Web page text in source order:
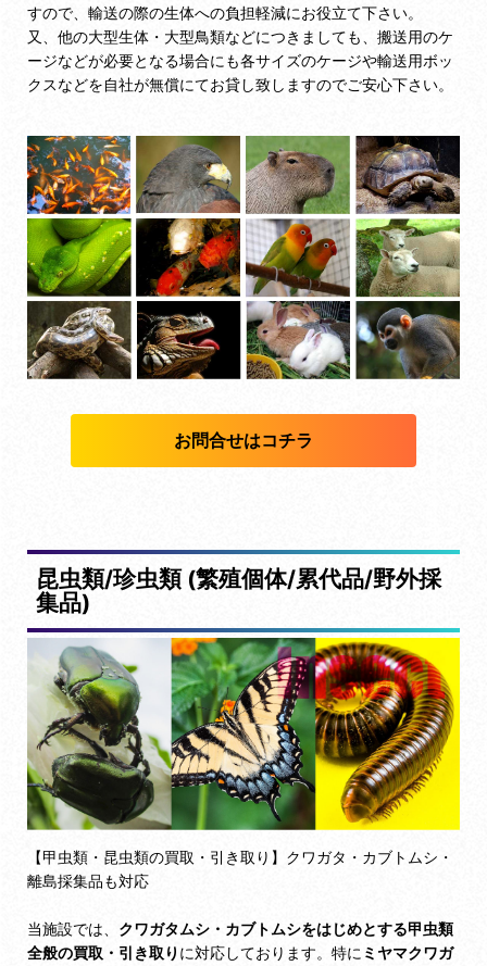
すので、輸送の際の生体への負担軽減にお役立て下さい。
又、他の大型生体・大型鳥類などにつきましても、搬送用のケ
ージなどが必要となる場合にも各サイズのケージや輸送用ボッ
クスなどを自社が無償にてお貸し致しますのでご安心下さい。
お問合せはコチラ
昆虫類/珍虫類 (繁殖個体/累代品/野外採
集品)
【甲虫類・昆虫類の買取・引き取り】クワガタ・カブトムシ・
離島採集品も対応
当施設では、 クワガタムシ・カブトムシをはじめとする甲虫類
全般の買取・引き取り に対応しております。特に ミヤマクワガ